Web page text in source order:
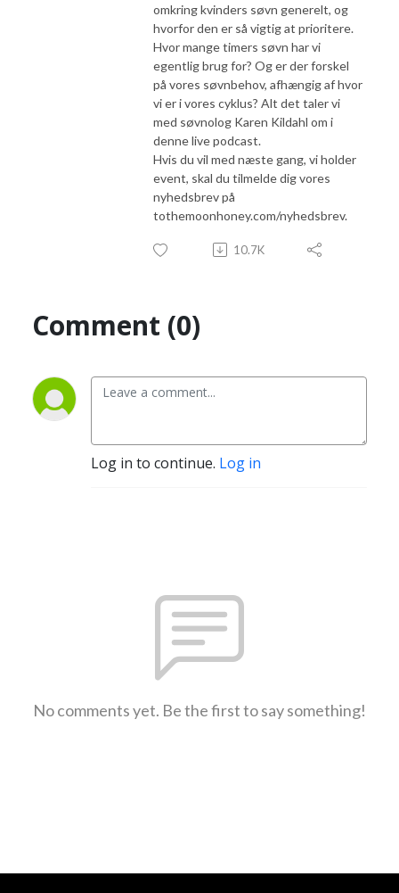
omkring kvinders søvn generelt, og
hvorfor den er så vigtig at prioritere.
Hvor mange timers søvn har vi
egentlig brug for? Og er der forskel
på vores søvnbehov, afhængig af hvor
vi er i vores cyklus? Alt det taler vi
med søvnolog Karen Kildahl om i
denne live podcast.
Hvis du vil med næste gang, vi holder
event, skal du tilmelde dig vores
nyhedsbrev på
tothemoonhoney.com/nyhedsbrev.
10.7K
Comment (0)
Log in to continue. Log in
No comments yet. Be the first to say something!